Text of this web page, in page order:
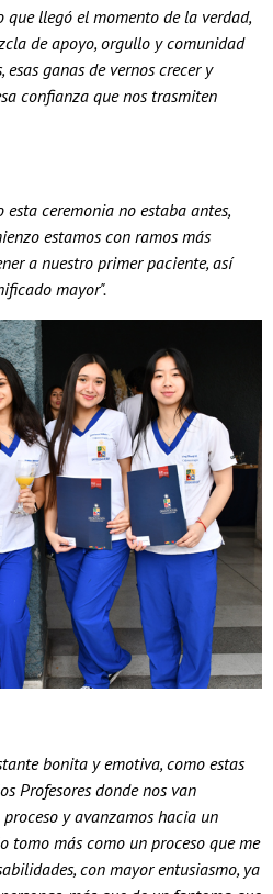
que llegó el momento de la verdad,
de apoyo, orgullo y comunidad
ganas de vernos crecer y
confianza que nos trasmiten
esta ceremonia no estaba antes,
estamos con ramos más
a nuestro primer paciente, así
mayor".
bonita y emotiva, como estas
Profesores donde nos van
y avanzamos hacia un
tomo más como un proceso que me
con mayor entusiasmo, ya